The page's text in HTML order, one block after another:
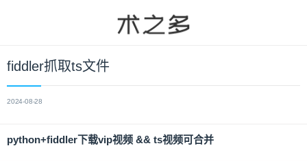
fiddler抓取ts文件
2024-08-28
python+fiddler下载vip视频 && ts视频可合并